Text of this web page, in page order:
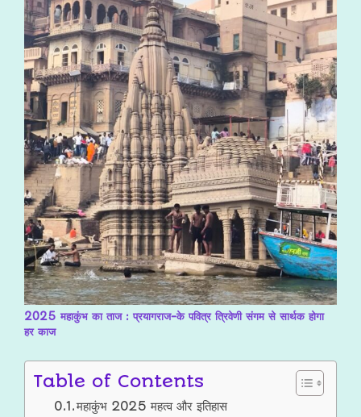
2025 महाकुंभ का ताज : प्रयागराज-के पवित्र त्रिवेणी संगम से सार्थक होगा
हर काज
Table of Contents
महाकुंभ 2025 महत्व और इतिहास